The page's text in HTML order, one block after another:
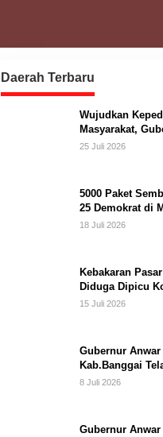
Daerah Terbaru
Wujudkan
Masyarakat,
Hafid Bangun
25 Juli 2026
5000 Paket
25 Demokrat di
18 Juli 2026
Kebakaran
Diduga Dipicu
15 Juli 2026
Gubernur
Kab.Banggai
“Melahirkan”
8 Juli 2026
Gubernur